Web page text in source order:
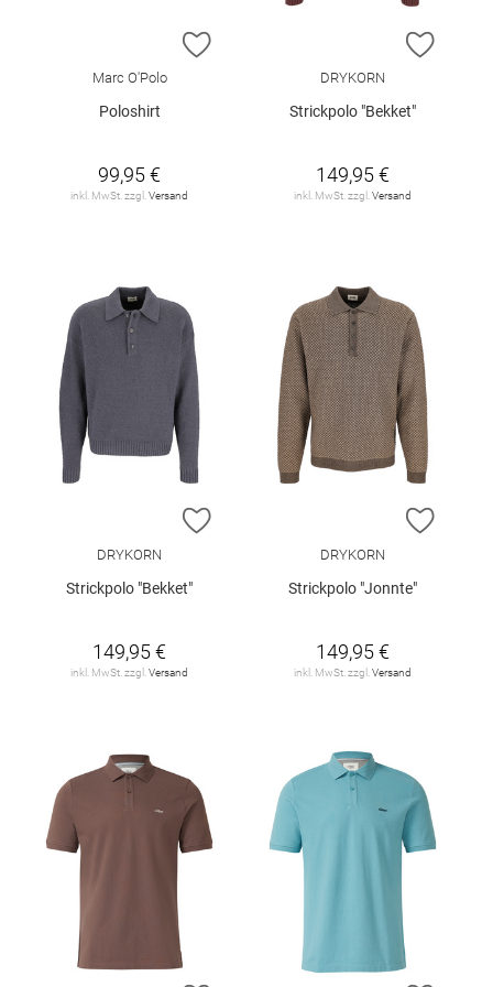
ZUR WUNSCHLISTE HINZUFÜGEN
Marc O'Polo
Poloshirt
99,95 €
inkl. MwSt. zzgl. Versand
ZUR
DRYKORN
Strickpolo "Bekket"
149,95 €
inkl. MwSt. zzgl. Versand
ZUR WUNSCHLISTE HINZUFÜGEN
DRYKORN
Strickpolo "Bekket"
149,95 €
inkl. MwSt. zzgl. Versand
ZUR
DRYKORN
Strickpolo "Jonnte"
149,95 €
inkl. MwSt. zzgl. Versand